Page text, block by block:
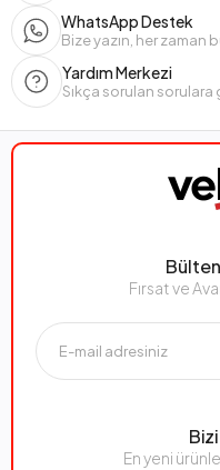
WhatsApp Destek
Bize yazın, her zaman
Yardım Merkezi
Sıkça sorulan sorulara
Fırsat ve
En yeni